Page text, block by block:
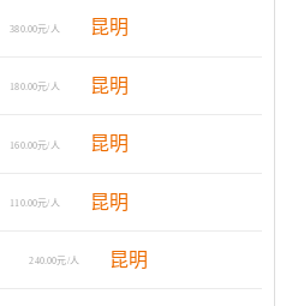
380.00元/人 昆明
180.00元/人 昆明
160.00元/人 昆明
110.00元/人 昆明
240.00元/人 昆明